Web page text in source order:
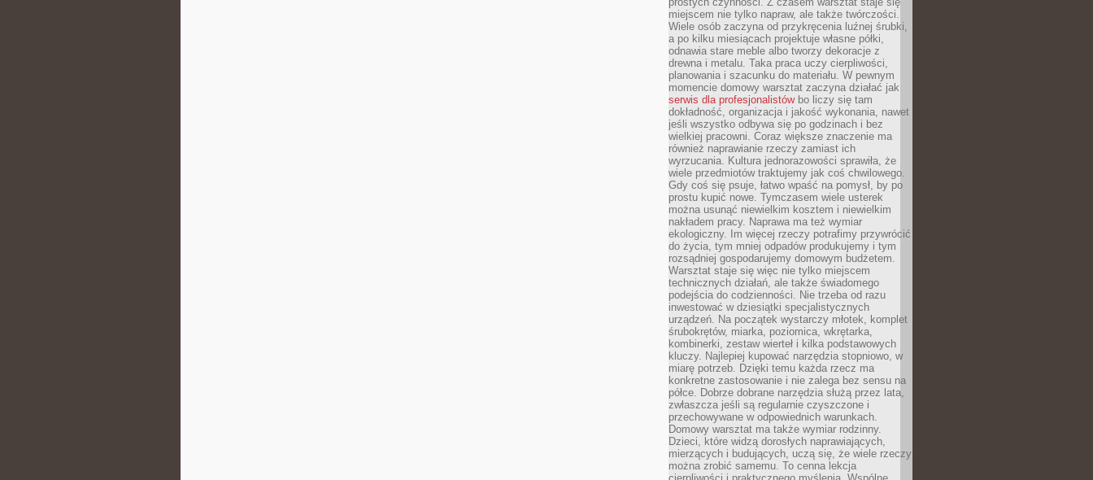
miejscem nie tylko napraw, ale także twórczości.
Wiele osób zaczyna od przykręcenia luźnej śrubki,
a po kilku miesiącach projektuje własne półki,
odnawia stare meble albo tworzy dekoracje z
drewna i metalu. Taka praca uczy cierpliwości,
planowania i szacunku do materiału. W pewnym
momencie domowy warsztat zaczyna działać jak
serwis dla profesjonalistówbo liczy się tam
dokładność, organizacja i jakość wykonania, nawet
jeśli wszystko odbywa się po godzinach i bez
wielkiej pracowni. Coraz większe znaczenie ma
również naprawianie rzeczy zamiast ich
wyrzucania. Kultura jednorazowości sprawiła, że
wiele przedmiotów traktujemy jak coś chwilowego.
Gdy coś się psuje, łatwo wpaść na pomysł, by po
prostu kupić nowe. Tymczasem wiele usterek
można usunąć niewielkim kosztem i niewielkim
nakładem pracy. Naprawa ma też wymiar
ekologiczny. Im więcej rzeczy potrafimy przywrócić
do życia, tym mniej odpadów produkujemy i tym
rozsądniej gospodarujemy domowym budżetem.
Warsztat staje się więc nie tylko miejscem
technicznych działań, ale także świadomego
podejścia do codzienności. Nie trzeba od razu
inwestować w dziesiątki specjalistycznych
urządzeń. Na początek wystarczy młotek, komplet
śrubokrętów, miarka, poziomica, wkrętarka,
kombinerki, zestaw wierteł i kilka podstawowych
kluczy. Najlepiej kupować narzędzia stopniowo, w
miarę potrzeb. Dzięki temu każda rzecz ma
konkretne zastosowanie i nie zalega bez sensu na
półce. Dobrze dobrane narzędzia służą przez lata,
zwłaszcza jeśli są regularnie czyszczone i
przechowywane w odpowiednich warunkach.
Domowy warsztat ma także wymiar rodzinny.
Dzieci, które widzą dorosłych naprawiających,
mierzących i budujących, uczą się, że wiele rzeczy
można zrobić samemu. To cenna lekcja